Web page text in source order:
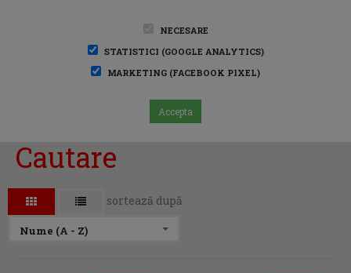
NECESARE
STATISTICI (GOOGLE ANALYTICS)
MARKETING (FACEBOOK PIXEL)
Accepta
Cautare
sortează după
Nume (A - Z)